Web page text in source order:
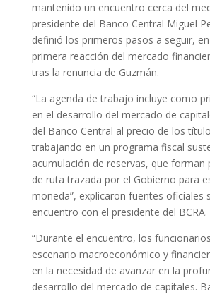
mantenido un encuentro cerca del
presidente del Banco Central Miguel
definió los primeros pasos a seguir,
primera reacción del mercado
tras la renuncia de Guzmán.
“La agenda de trabajo incluye como
en el desarrollo del mercado de
del Banco Central al precio de los
trabajando en un programa fiscal
acumulación de reservas, que forman
de ruta trazada por el Gobierno para
moneda”, explicaron fuentes oficiales
encuentro con el presidente del BCRA.
“Durante el encuentro, los
escenario macroeconómico y
en la necesidad de avanzar en la
desarrollo del mercado de capitales.